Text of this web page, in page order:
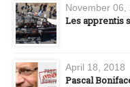
November 06,
Les apprentis
April 18, 2018
Pascal